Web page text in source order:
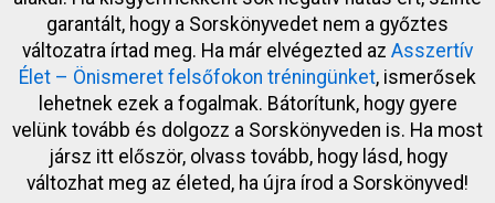
garantált, hogy a Sorskönyvedet nem a győztes
változatra írtad meg. Ha már elvégezted az Asszertív
Élet – Önismeret felsőfokon tréningünket, ismerősek
lehetnek ezek a fogalmak. Bátorítunk, hogy gyere
velünk tovább és dolgozz a Sorskönyveden is. Ha most
jársz itt először, olvass tovább, hogy lásd, hogy
változhat meg az életed, ha újra írod a Sorskönyved!